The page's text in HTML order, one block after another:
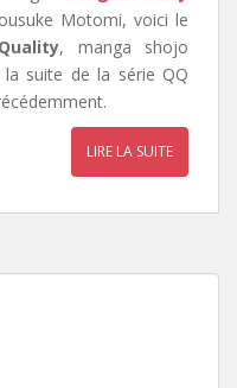
Motomi, voici le
, manga shojo
la suite de la série QQ
LIRE LA SUITE